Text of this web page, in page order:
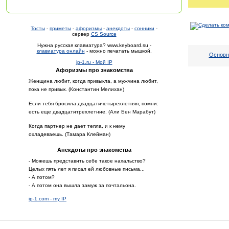
Тосты - приметы - афоризмы - анекдоты - сонники -
сервер CS Source
Нужна русская клавиатура? www.keyboard.su -
клавиатура онлайн - можно печатать мышкой.
ip-1.ru - Мой IP
Афоризмы про знакомства
Женщина любит, когда привыкла, а мужчина любит,
пока не привык. (Константин Мелихан)
Если тебя бросила двадцатичетырехлетняя, помни:
есть еще двадцатитрехлетние. (Али Бен Марабут)
Когда партнер не дает тепла, и к нему
охладеваешь. (Тамара Клейман)
Анекдоты про знакомства
- Можешь представить себе такое нахальство?
Целых пять лет я писал ей любовные письма...
- А потом?
- А потом она вышла замуж за почтальона.
ip-1.com - my IP